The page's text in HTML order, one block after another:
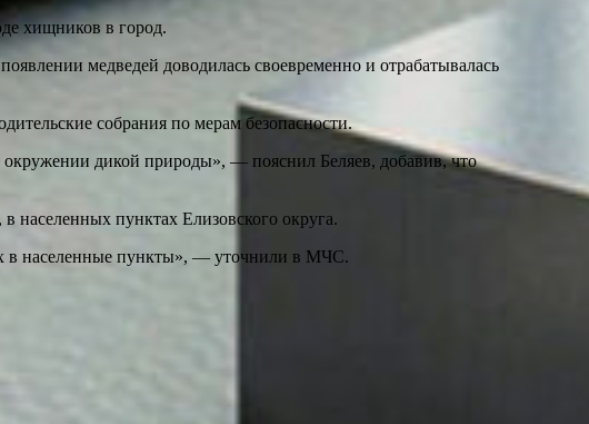
хищников в город.
медведей доводилась своевременно и отрабатывалась
собрания по мерам безопасности.
окружении дикой природы», — пояснил Беляев, добавив, что
пунктах Елизовского округа.
в населенные пункты», — уточнили в МЧС.